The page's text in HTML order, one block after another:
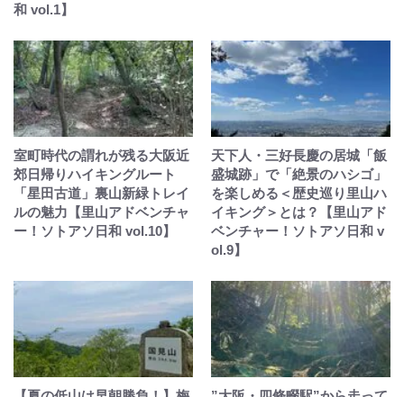
和 vol.1】
室町時代の謂れが残る大阪近
郊日帰りハイキングルート
「星田古道」裏山新緑トレイ
ルの魅力【里山アドベンチャ
ー！ソトアソ日和 vol.10】
天下人・三好長慶の居城「飯
盛城跡」で「絶景のハシゴ」
を楽しめる＜歴史巡り里山ハ
イキング＞とは？【里山アド
ベンチャー！ソトアソ日和 v
ol.9】